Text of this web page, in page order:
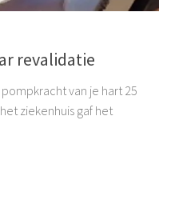
revalidatie
van je hart 25
ziekenhuis gaf het